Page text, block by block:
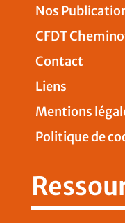
Nos
CFDT
Contact
Liens
Mentions
Politique de